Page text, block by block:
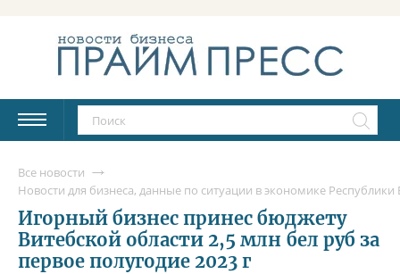
Все новости
Новости для бизнеса, данные по ситуации в экономике
Игорный бизнес принес бюджету
Витебской области 2,5 млн бел руб за
первое полугодие 2023 г